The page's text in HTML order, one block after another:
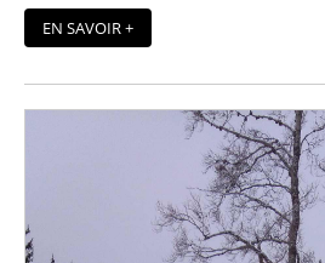
EN SAVOIR +